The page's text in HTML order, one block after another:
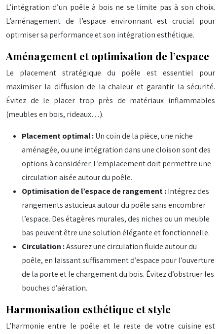
L’intégration d’un poêle à bois ne se limite pas à son choix.
L’aménagement de l’espace environnant est crucial pour
optimiser sa performance et son intégration esthétique.
Aménagement et optimisation de l’espace
Le placement stratégique du poêle est essentiel pour
maximiser la diffusion de la chaleur et garantir la sécurité.
Évitez de le placer trop près de matériaux inflammables
(meubles en bois, rideaux…).
Placement optimal :Un coin de la pièce, une niche
aménagée, ou une intégration dans une cloison sont des
options à considérer. L’emplacement doit permettre une
circulation aisée autour du poêle.
Optimisation de l’espace de rangement :Intégrez des
rangements astucieux autour du poêle sans encombrer
l’espace. Des étagères murales, des niches ou un meuble
bas peuvent être une solution élégante et fonctionnelle.
Circulation :Assurez une circulation fluide autour du
poêle, en laissant suffisamment d’espace pour l’ouverture
de la porte et le chargement du bois. Évitez d’obstruer les
bouches d’aération.
Harmonisation esthétique et style
L’harmonie entre le poêle et le reste de votre cuisine est